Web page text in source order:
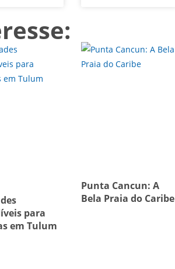
para
em Tulum
Punta Cancun: A
Bela Praia do Caribe